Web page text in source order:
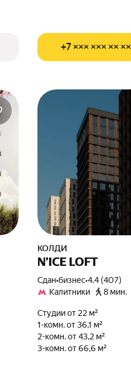
+7 ××× ××× ×× ××
КОЛДИ
N’ICE LOFT
Сдан•бизнес•4.4 (407)
Калитники
8 мин.
Студии от 22 м²
1-комн. от 36,1 м²
2-комн. от 43,2 м²
3-комн. от 66,6 м²